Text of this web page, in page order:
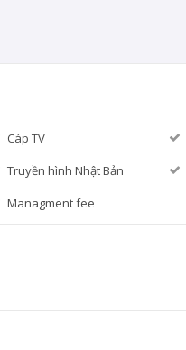
Cáp TV
Truyền hình Nhật Bản
Managment fee